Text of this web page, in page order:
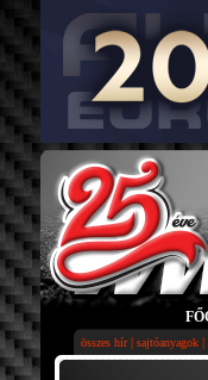
összes hír| sajtóanyagok |